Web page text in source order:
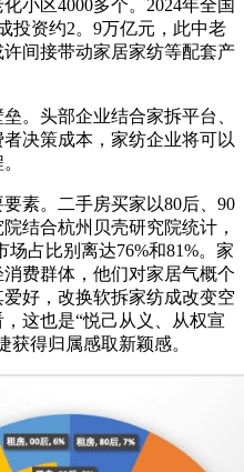
小区4000多个。2024年全国
投资约2。9万亿元，此中老
许间接带动家居家纺等配套产
头部企业结合家拆平台、
决策成本，家纺企业将可以
。二手房买家以80后、90
结合杭州贝壳研究院统计，
场占比别离达76%和81%。家
费群体，他们对家居气概个
好，改换软拆家纺成改变空
这也是“悦己从义、从权宣
获得归属感取新颖感。